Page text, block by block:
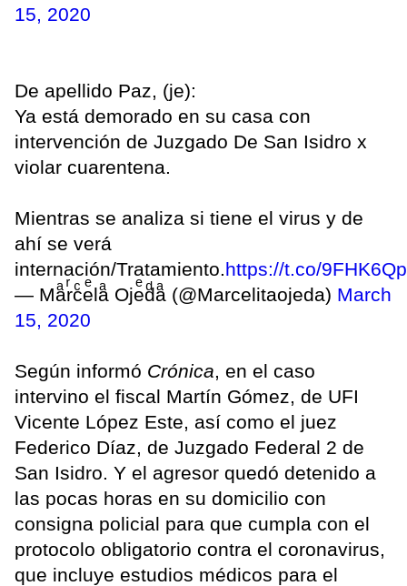
15, 2020
De apellido Paz, (je):
Ya está demorado en su casa con
intervención de Juzgado De San Isidro x
violar cuarentena.
Mientras se analiza si tiene el virus y de
ahí se verá
internación/Tratamiento.https://t.co/
— Maͣrͬcͨeͤlaͣ Ojeͤdͩaͣ (@Marcelitaojeda) March
15, 2020
Según informó Crónica, en el caso
intervino el fiscal Martín Gómez, de UFI
Vicente López Este, así como el juez
Federico Díaz, de Juzgado Federal 2 de
San Isidro. Y el agresor quedó detenido a
las pocas horas en su domicilio con
consigna policial para que cumpla con el
protocolo obligatorio contra el coronavirus,
que incluye estudios médicos para el